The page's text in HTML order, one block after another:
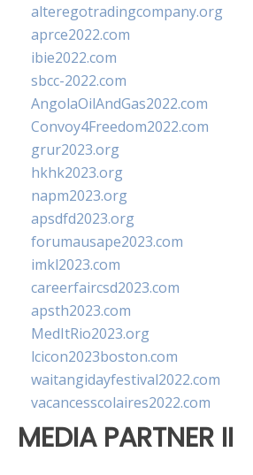
alteregotradingcompany.org
aprce2022.com
ibie2022.com
sbcc-2022.com
AngolaOilAndGas2022.com
Convoy4Freedom2022.com
grur2023.org
hkhk2023.org
napm2023.org
apsdfd2023.org
forumausape2023.com
imkl2023.com
careerfaircsd2023.com
apsth2023.com
MedItRio2023.org
lcicon2023boston.com
waitangidayfestival2022.com
vacancesscolaires2022.com
MEDIA PARTNER II